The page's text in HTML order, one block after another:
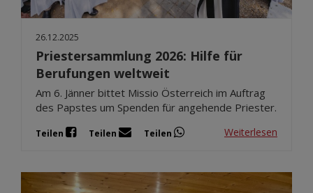
26.12.2025
Priestersammlung 2026: Hilfe für
Berufungen weltweit
Am 6. Jänner bittet Missio Österreich im Auftrag
des Papstes um Spenden für angehende Priester.
Teilen Teilen Teilen Weiterlesen